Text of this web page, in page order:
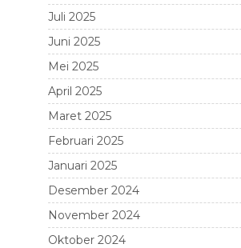
Juli 2025
Juni 2025
Mei 2025
April 2025
Maret 2025
Februari 2025
Januari 2025
Desember 2024
November 2024
Oktober 2024